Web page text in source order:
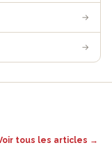
→
→
tous les articles →